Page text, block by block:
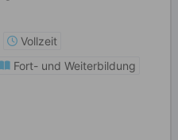
Vollzeit
Fort- und Weiterbildung